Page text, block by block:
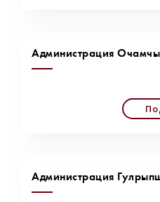
Администрация
Администрация